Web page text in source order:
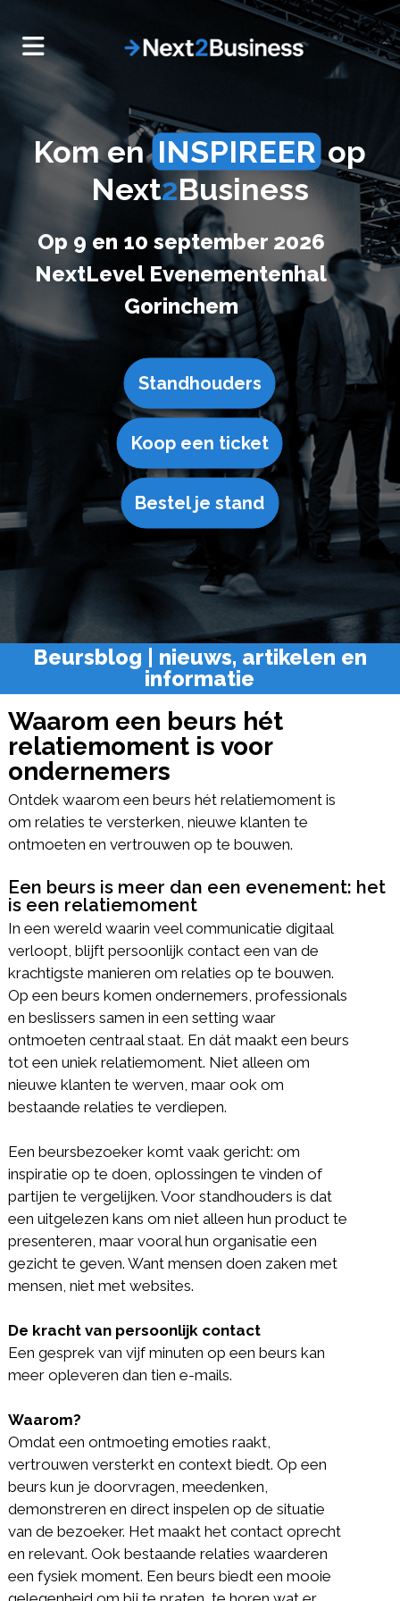
Kom en INSPIREERop
Next2Business
Op 9 en 10 september 2026
NextLevel Evenementenhal
Gorinchem
Standhouders
Koop een ticket
Bestel je stand
Beursblog | nieuws, artikelen en
informatie
Waarom een beurs hét
relatiemoment is voor
ondernemers
Ontdek waarom een beurs hét relatiemoment is
om relaties te versterken, nieuwe klanten te
ontmoeten en vertrouwen op te bouwen.
Een beurs is meer dan een evenement: het
is een relatiemoment
In een wereld waarin veel communicatie digitaal
verloopt, blijft persoonlijk contact een van de
krachtigste manieren om relaties op te bouwen.
Op een beurs komen ondernemers, professionals
en beslissers samen in een setting waar
ontmoeten centraal staat. En dát maakt een beurs
tot een uniek relatiemoment. Niet alleen om
nieuwe klanten te werven, maar ook om
bestaande relaties te verdiepen.
Een beursbezoeker komt vaak gericht: om
inspiratie op te doen, oplossingen te vinden of
partijen te vergelijken. Voor standhouders is dat
een uitgelezen kans om niet alleen hun product te
presenteren, maar vooral hun organisatie een
gezicht te geven. Want mensen doen zaken met
mensen, niet met websites.
De kracht van persoonlijk contact
Een gesprek van vijf minuten op een beurs kan
meer opleveren dan tien e-mails.
Waarom?
Omdat een ontmoeting emoties raakt,
vertrouwen versterkt en context biedt. Op een
beurs kun je doorvragen, meedenken,
demonstreren en direct inspelen op de situatie
van de bezoeker. Het maakt het contact oprecht
en relevant. Ook bestaande relaties waarderen
een fysiek moment. Een beurs biedt een mooie